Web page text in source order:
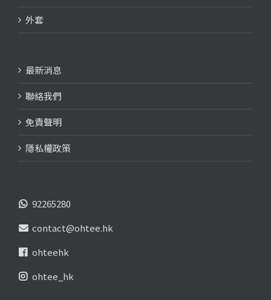
外套
最新消息
聯絡我們
免責聲明
隱私權政策
92265280
contact@ohtee.hk
ohteehk
ohtee_hk